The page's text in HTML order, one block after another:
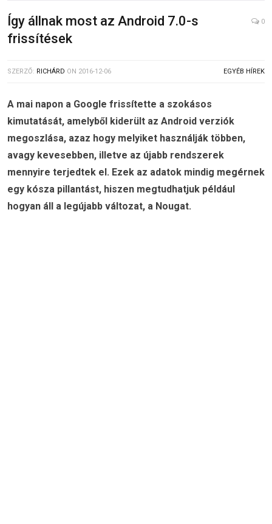
Így állnak most az Android 7.0-s
frissítések
0
SZERZŐ: RICHÁRD ON 2016-12-06 EGYÉB HÍREK
A mai napon a Google frissítette a szokásos
kimutatását, amelyből kiderült az Android verziók
megoszlása, azaz hogy melyiket használják többen,
avagy kevesebben, illetve az újabb rendszerek
mennyire terjedtek el. Ezek az adatok mindig megérnek
egy kósza pillantást, hiszen megtudhatjuk például
hogyan áll a legújabb változat, a Nougat.